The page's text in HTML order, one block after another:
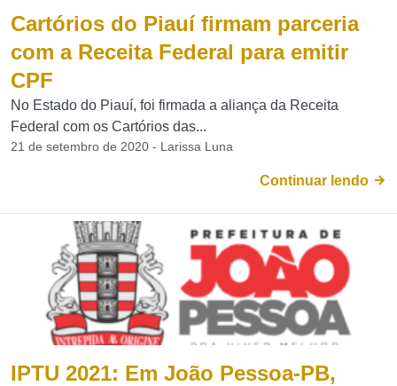
Cartórios do Piauí firmam parceria
com a Receita Federal para emitir
CPF
No Estado do Piauí, foi firmada a aliança da Receita
Federal com os Cartórios das...
21 de setembro de 2020 - Larissa Luna
Continuar lendo
IPTU 2021: Em João Pessoa-PB,